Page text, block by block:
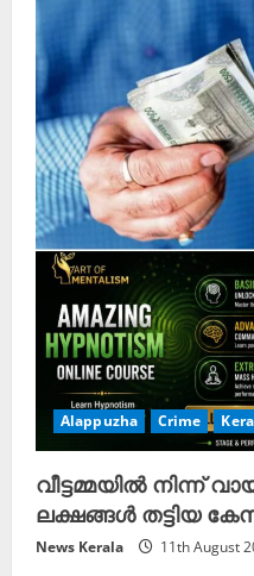
Alappuzha Crime
വീട്ടമ്മയില്‍ നിന്ന്
ലക്ഷങ്ങള്‍ തട്ടിയ
News Kerala 11th August